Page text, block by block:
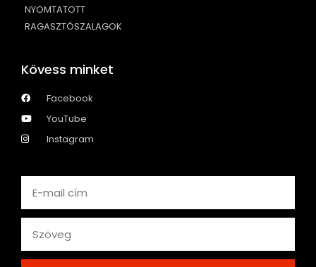
NYOMTATOTT
RAGASZTÓSZALAGOK
Kövess minket
Facebook
YouTube
Instagram